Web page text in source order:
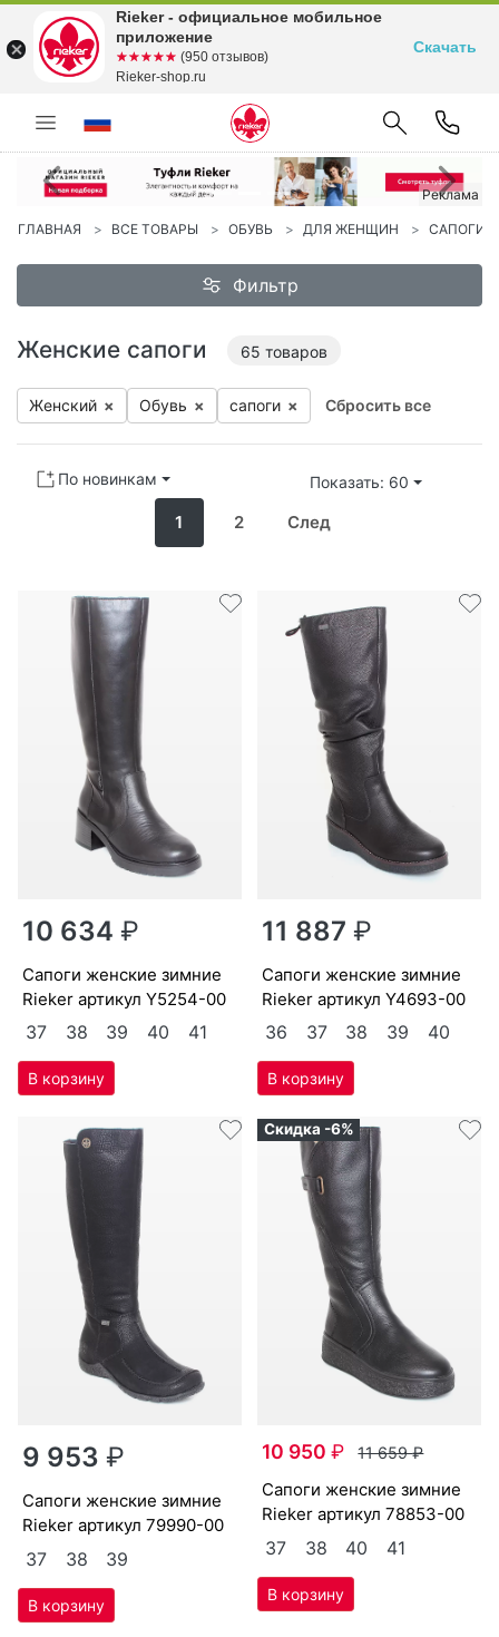
Реклама
Предыдущий
ГЛАВНАЯ ВСЕ ТОВАРЫ ОБУВЬ ДЛЯ ЖЕНЩИН САПОГИ
Фильтр
Женские сапоги 65 товаров
Женский × Обувь × са­поги × Сбросить все
По новинкам Показать: 60
1 2 След
10 634₽
са­поги женс­кие зим­ние
Ri­eker артикулY5254-00
37 38 39 40 41
11 887₽
са­поги женс­кие зим­ние
Ri­eker артикулY4693-00
36 37 38 39 40
9 953₽
са­поги женс­кие зим­ние
Ri­eker артикул79990-00
37 38 39
Скидка -6%
10 950₽ 11 659₽
са­поги женс­кие зим­ние
Ri­eker артикул78853-00
37 38 40 41
Rieker - официальное мобильное
приложение
☆☆☆☆☆
★★★★★ (950 отзывов)
Rieker-shop.ru
Скачать